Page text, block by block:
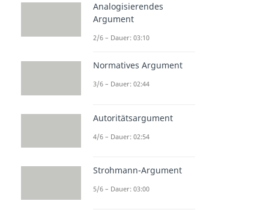
Analogisierendes
Argument
2/6 – Dauer: 03:10
Normatives Argument
3/6 – Dauer: 02:44
Autoritätsargument
4/6 – Dauer: 02:54
Strohmann-Argument
5/6 – Dauer: 03:00